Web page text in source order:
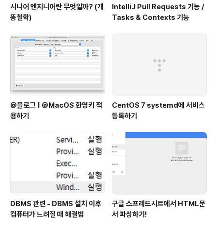
시니어 엔지니어란 무엇일까? (개
똥철학)
IntelliJ Pull Requests 기능 /
Tasks & Contexts 기능
@블로그 | @MacOS 한영키 적
용하기
CentOS 7 systemd에 서비스
등록하기
DBMS 관련 - DBMS 설치 이후
컴퓨터가 느려질 때 해결법
구글 스프레드시트에서 HTML문
서 파싱하기!